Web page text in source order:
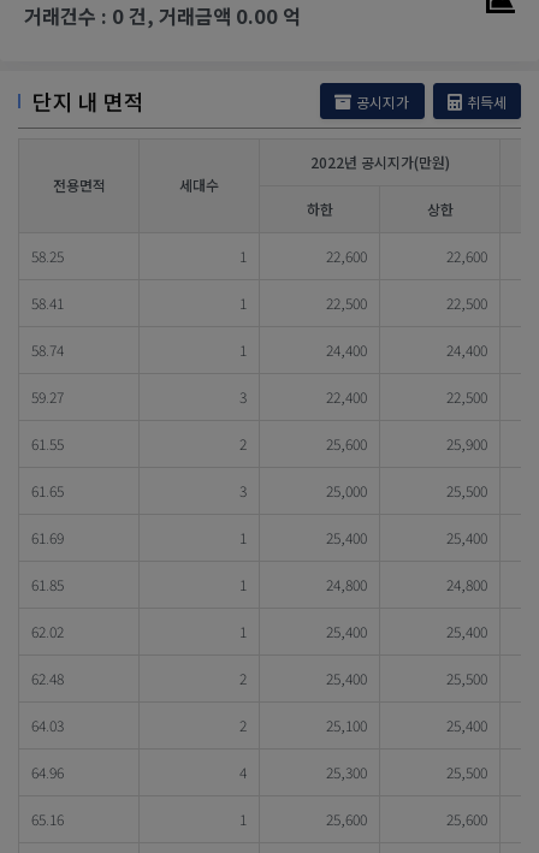
거래건수 : 0 건, 거래금액 0.00 억
단지 내 면적 공시지가 취득세
전용면적 세대수
2022년 공시지가(만원)
하한 상한
58.25 1 22,600 22,600
58.41 1 22,500 22,500
58.74 1 24,400 24,400
59.27 3 22,400 22,500
61.55 2 25,600 25,900
61.65 3 25,000 25,500
61.69 1 25,400 25,400
61.85 1 24,800 24,800
62.02 1 25,400 25,400
62.48 2 25,400 25,500
64.03 2 25,100 25,400
64.96 4 25,300 25,500
65.16 1 25,600 25,600